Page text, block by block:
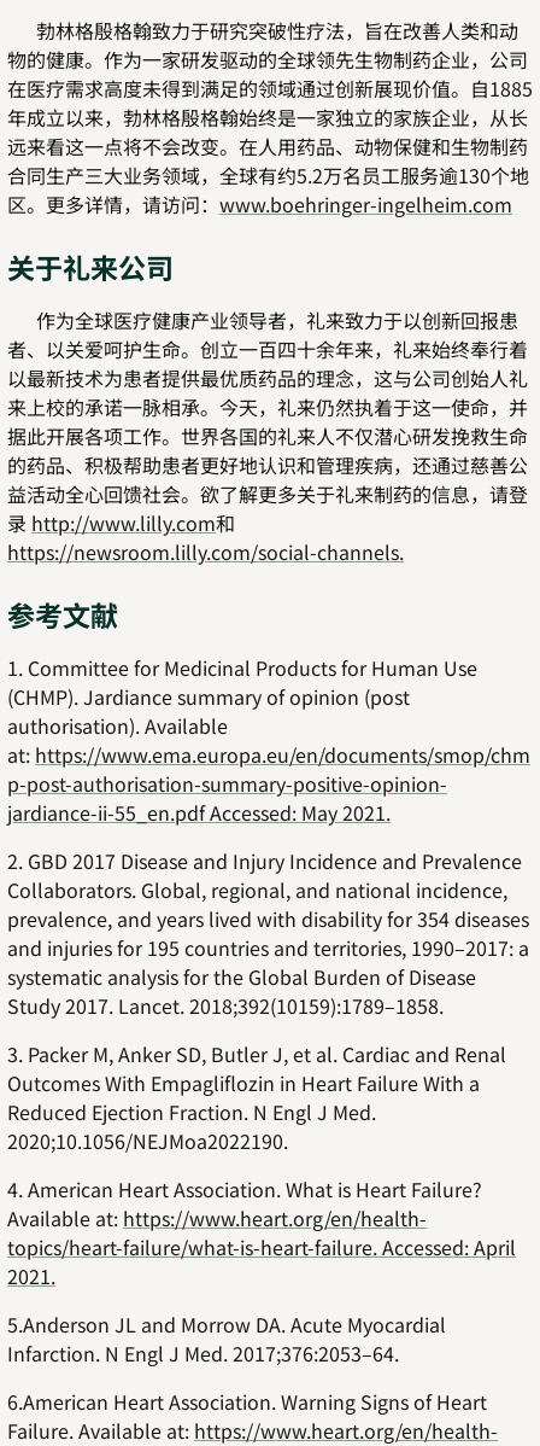
勃林格殷格翰致力于研究突破性疗法，旨在改善人类和动
物的健康。作为一家研发驱动的全球领先生物制药企业，公司
在医疗需求高度未得到满足的领域通过创新展现价值。自1885
年成立以来，勃林格殷格翰始终是一家独立的家族企业，从长
远来看这一点将不会改变。在人用药品、动物保健和生物制药
合同生产三大业务领域，全球有约5.2万名员工服务逾130个地
区。更多详情，请访问： www.boehringer-ingelheim.com
关于礼来公司
作为全球医疗健康产业领导者，礼来致力于以创新回报患
者、以关爱呵护生命。创立一百四十余年来，礼来始终奉行着
以最新技术为患者提供最优质药品的理念，这与公司创始人礼
来上校的承诺一脉相承。今天，礼来仍然执着于这一使命，并
据此开展各项工作。世界各国的礼来人不仅潜心研发挽救生命
的药品、积极帮助患者更好地认识和管理疾病，还通过慈善公
益活动全心回馈社会。欲了解更多关于礼来制药的信息，请登
录 http://www.lilly.com和
https://newsroom.lilly.com/social-channels.
参考文献
1. Committee for Medicinal Products for Human Use
(CHMP). Jardiance summary of opinion (post
authorisation). Available
at: https://www.ema.europa.eu/en/documents/smop/chm
p-post-authorisation-summary-positive-opinion-
jardiance-ii-55_en.pdf Accessed: May 2021.
2. GBD 2017 Disease and Injury Incidence and Prevalence
Collaborators. Global, regional, and national incidence,
prevalence, and years lived with disability for 354 diseases
and injuries for 195 countries and territories, 1990–2017: a
systematic analysis for the Global Burden of Disease
Study 2017. Lancet. 2018;392(10159):1789–1858.
3. Packer M, Anker SD, Butler J, et al. Cardiac and Renal
Outcomes With Empagliflozin in Heart Failure With a
Reduced Ejection Fraction. N Engl J Med.
2020;10.1056/NEJMoa2022190.
4. American Heart Association. What is Heart Failure?
Available at: https://www.heart.org/en/health-
topics/heart-failure/what-is-heart-failure. Accessed: April
2021.
5.Anderson JL and Morrow DA. Acute Myocardial
Infarction. N Engl J Med. 2017;376:2053–64.
6.American Heart Association. Warning Signs of Heart
Failure. Available at: https://www.heart.org/en/health-